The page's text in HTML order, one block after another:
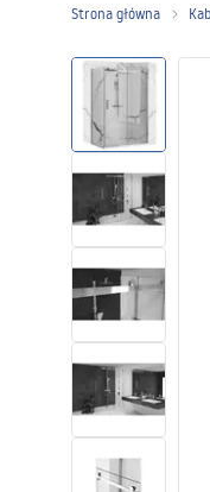
Kategorie
Kabiny
Drzwi
Brodziki
Odpływy
Toalety,
Umywalki
Strona główna